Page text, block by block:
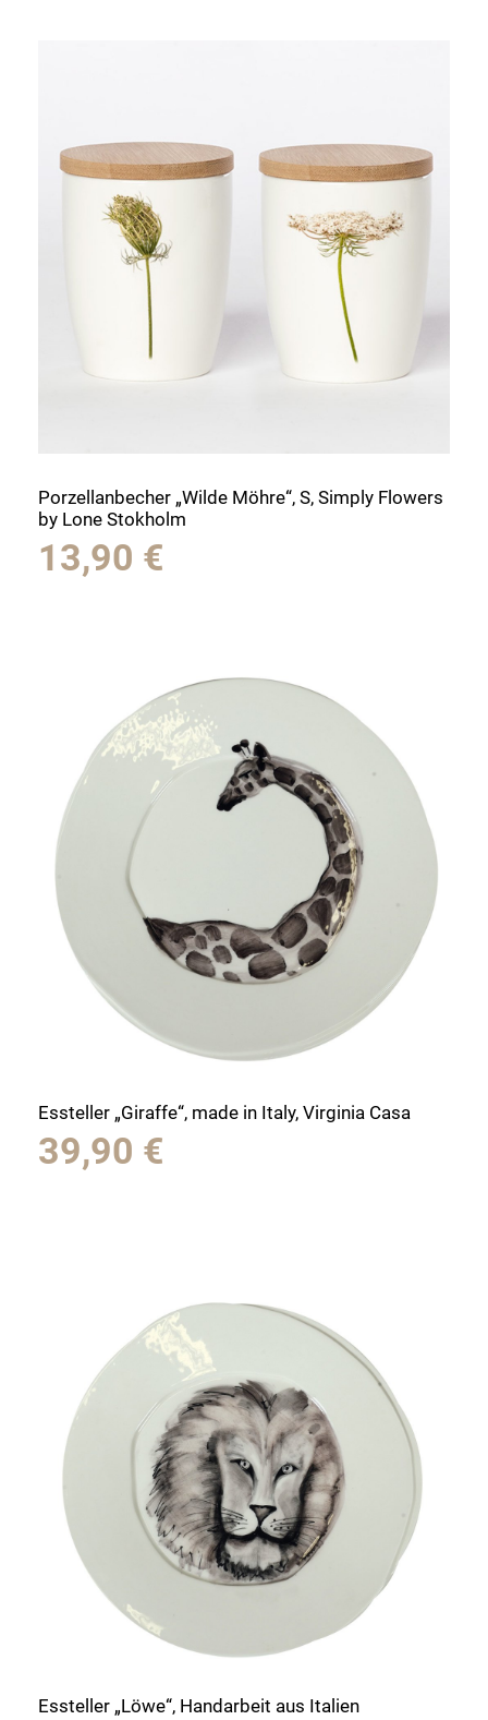
Porzellanbecher „Wilde Möhre“, S, Simply Flowers
by Lone Stokholm
13,90 €
Essteller „Giraffe“, made in Italy, Virginia Casa
39,90 €
Essteller „Löwe“, Handarbeit aus Italien